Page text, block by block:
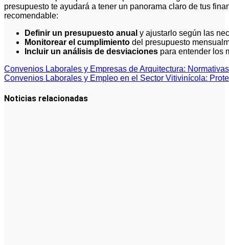
presupuesto te ayudará a tener un panorama claro de tus
recomendable:
Definir un presupuesto anual y ajustarlo según las
Monitorear el cumplimiento del presupuesto
Incluir un análisis de desviaciones para entender los
Navegación
de
entradas
Convenios Laborales y Empresas de Arquitectura:
Convenios Laborales y Empleo en el Sector Vitivinícola:
Noticias relacionadas